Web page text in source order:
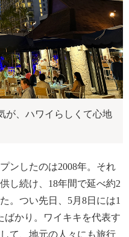
が、ハワイらしくて心地
ンしたのは2008年。それ
し続け、18年間で延べ約2
。つい先日、5月8日には1
ばかり。ワイキキを代表す
て、地元の人々にも旅行